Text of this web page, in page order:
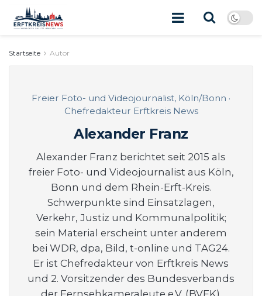
Startseite Autor
Freier Foto- und Videojournalist, Köln/Bonn ·
Chefredakteur Erftkreis News
Alexander Franz
Alexander Franz berichtet seit 2015 als
freier Foto- und Videojournalist aus Köln,
Bonn und dem Rhein-Erft-Kreis.
Schwerpunkte sind Einsatzlagen,
Verkehr, Justiz und Kommunalpolitik;
sein Material erscheint unter anderem
bei WDR, dpa, Bild, t-online und TAG24.
Er ist Chefredakteur von Erftkreis News
und 2. Vorsitzender des Bundesverbands
der Fernsehkameraleute e.V. (BVFK).